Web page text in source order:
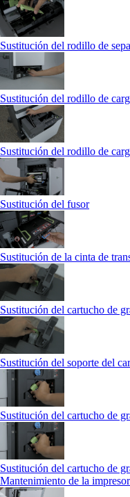
Sustitución del rodillo de
Sustitución del rodillo de
Sustitución del rodillo de
Sustitución del fusor
Sustitución de la cinta de
Sustitución del cartucho de
Sustitución del soporte del
Sustitución del cartucho de
Sustitución del cartucho de
Mantenimiento de la